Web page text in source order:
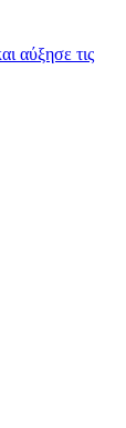
αύξησε τις